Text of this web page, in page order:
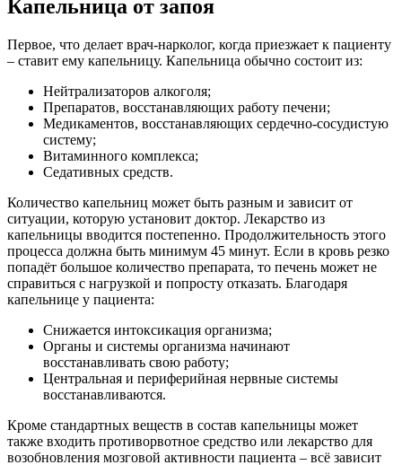
Капельница от запоя
Первое, что делает врач-нарколог, когда приезжает к пациенту
– ставит ему капельницу. Капельница обычно состоит из:
Нейтрализаторов алкоголя;
Препаратов, восстанавляющих работу печени;
Медикаментов, восстанавляющих сердечно-сосудистую
систему;
Витаминного комплекса;
Седативных средств.
Количество капельниц может быть разным и зависит от
ситуации, которую установит доктор. Лекарство из
капельницы вводится постепенно. Продолжительность этого
процесса должна быть минимум 45 минут. Если в кровь резко
попадёт большое количество препарата, то печень может не
справиться с нагрузкой и попросту отказать. Благодаря
капельнице у пациента:
Снижается интоксикация организма;
Органы и системы организма начинают
восстанавливать свою работу;
Центральная и периферийная нервные системы
восстанавливаются.
Кроме стандартных веществ в состав капельницы может
также входить противорвотное средство или лекарство для
возобновления мозговой активности пациента – всё зависит